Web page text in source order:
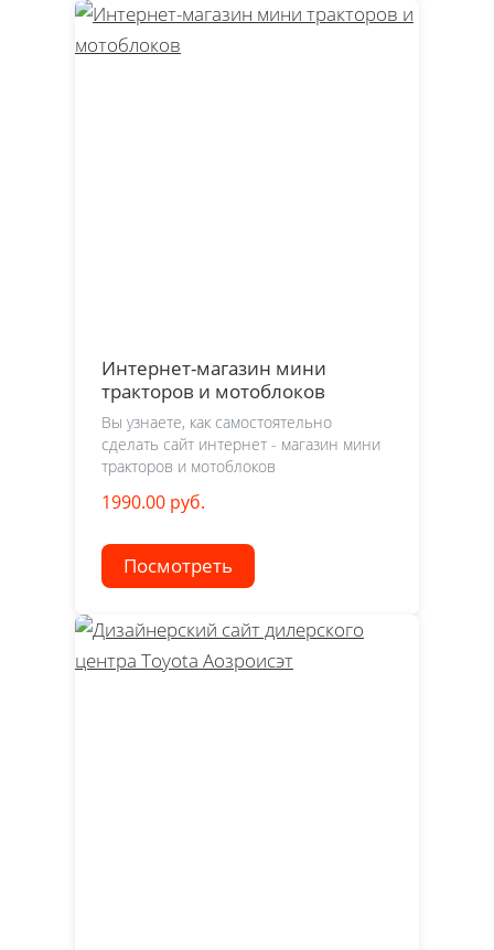
Интернет-магазин мини
тракторов и мотоблоков
Вы узнаете, как самостоятельно
сделать сайт интернет - магазин мини
тракторов и мотоблоков
1990.00 руб.
Посмотреть